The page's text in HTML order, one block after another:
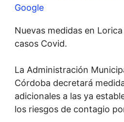
Google
Nuevas medidas en
casos Covid.
La Administración
Córdoba decretará
adicionales a las ya
los riesgos de contagio